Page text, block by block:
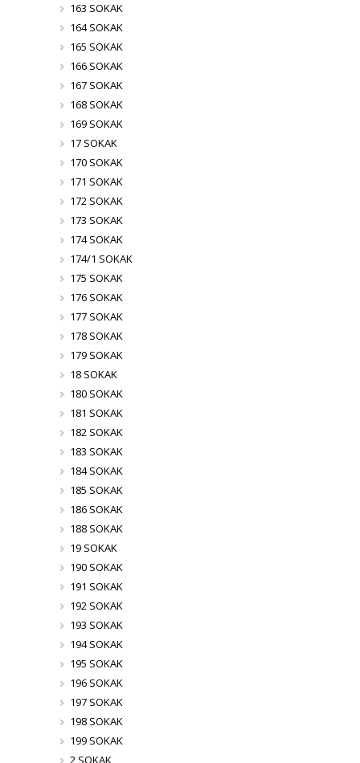
163 SOKAK
164 SOKAK
165 SOKAK
166 SOKAK
167 SOKAK
168 SOKAK
169 SOKAK
17 SOKAK
170 SOKAK
171 SOKAK
172 SOKAK
173 SOKAK
174 SOKAK
174/1 SOKAK
175 SOKAK
176 SOKAK
177 SOKAK
178 SOKAK
179 SOKAK
18 SOKAK
180 SOKAK
181 SOKAK
182 SOKAK
183 SOKAK
184 SOKAK
185 SOKAK
186 SOKAK
188 SOKAK
19 SOKAK
190 SOKAK
191 SOKAK
192 SOKAK
193 SOKAK
194 SOKAK
195 SOKAK
196 SOKAK
197 SOKAK
198 SOKAK
199 SOKAK
2 SOKAK